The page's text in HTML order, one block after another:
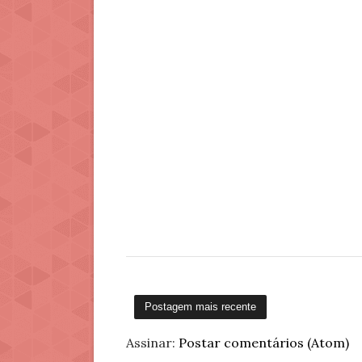
Postagem mais recente
Assinar: Postar comentários (Atom)